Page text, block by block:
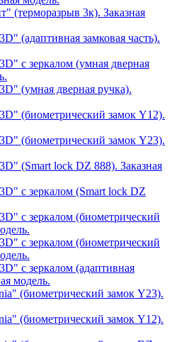
(терморазрыв 3к). Заказная
(адаптивная замковая часть).
с зеркалом (умная дверная
(умная дверная ручка).
(биометрический замок Y12).
(биометрический замок Y23).
(Smart lock DZ 888). Заказная
с зеркалом (Smart lock DZ
с зеркалом (биометрический
с зеркалом (биометрический
с зеркалом (адаптивная
модель.
(биометрический замок Y23).
(биометрический замок Y12).